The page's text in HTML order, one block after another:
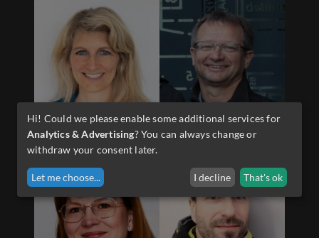
Diana Schwarzenauer-
Martin Sporer-
Hi! Could we please enable some additional services for
Analytics & Advertising? You can always change or
withdraw your consent later.
Let me choose... I decline That's ok